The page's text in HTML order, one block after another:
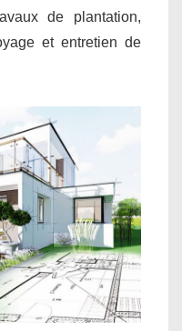
de plantation,
et entretien de